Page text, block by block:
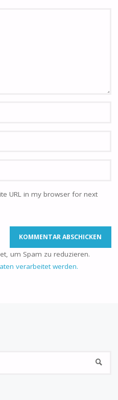
URL in my browser for next
um Spam zu reduzieren.
verarbeitet werden.